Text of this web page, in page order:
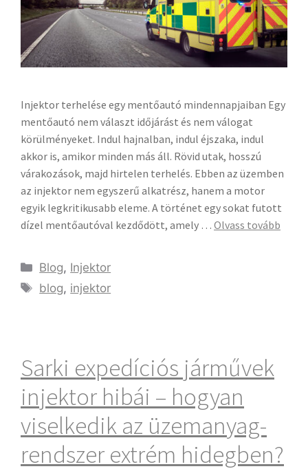
Injektor terhelése egy mentőautó mindennapjaiban Egy
mentőautó nem választ időjárást és nem válogat
körülményeket. Indul hajnalban, indul éjszaka, indul
akkor is, amikor minden más áll. Rövid utak, hosszú
várakozások, majd hirtelen terhelés. Ebben az üzemben
az injektor nem egyszerű alkatrész, hanem a motor
egyik legkritikusabb eleme. A történet egy sokat futott
dízel mentőautóval kezdődött, amely … Olvass tovább
Blog, Injektor
blog, injektor
Sarki expedíciós járművek
injektor hibái – hogyan
viselkedik az üzemanyag-
rendszer extrém hidegben?